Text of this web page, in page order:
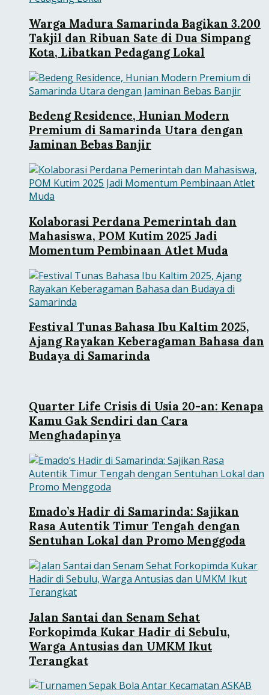
Warga Madura Samarinda Bagikan 3.200
Takjil dan Ribuan Sate di Dua Simpang
Kota, Libatkan Pedagang Lokal
Bedeng Residence, Hunian Modern
Premium di Samarinda Utara dengan
Jaminan Bebas Banjir
Kolaborasi Perdana Pemerintah dan
Mahasiswa, POM Kutim 2025 Jadi
Momentum Pembinaan Atlet Muda
Festival Tunas Bahasa Ibu Kaltim 2025,
Ajang Rayakan Keberagaman Bahasa dan
Budaya di Samarinda
Quarter Life Crisis di Usia 20-an: Kenapa
Kamu Gak Sendiri dan Cara
Menghadapinya
Emado’s Hadir di Samarinda: Sajikan
Rasa Autentik Timur Tengah dengan
Sentuhan Lokal dan Promo Menggoda
Jalan Santai dan Senam Sehat
Forkopimda Kukar Hadir di Sebulu,
Warga Antusias dan UMKM Ikut
Terangkat